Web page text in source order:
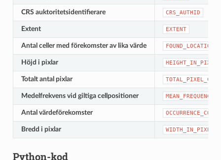
CRS auktoritetsidentifierare CRS_AUTHID
Extent EXTENT
Antal celler med förekomster av lika värde
Höjd i pixlar HEIGHT_IN_PIXELS
Totalt antal pixlar
Medelfrekvens vid giltiga cellpositioner
Antal värdeförekomster OCCURRENCE_COUNT
Bredd i pixlar WIDTH_IN_PIXELS
Python-kod